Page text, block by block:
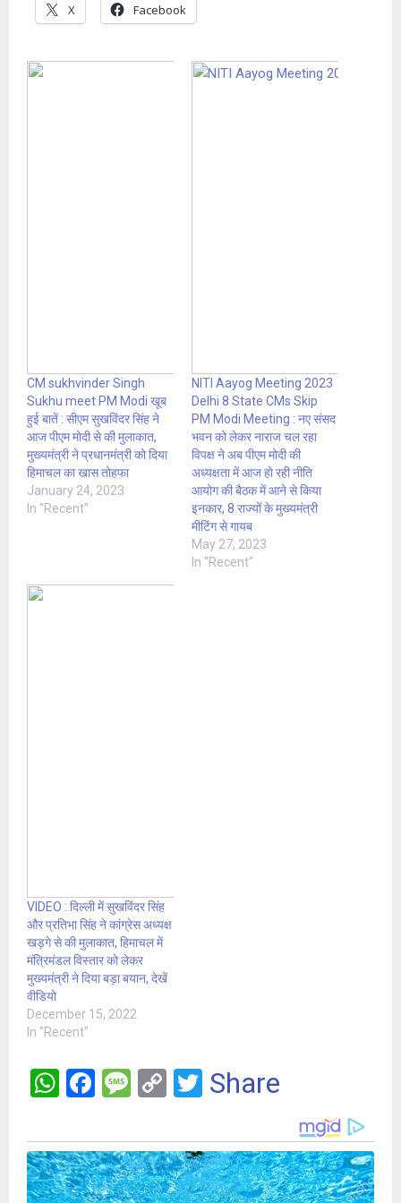
X Facebook
CM sukhvinder Singh
Sukhu meet PM Modi खूब
हुई बातें : सीएम सुखविंदर सिंह ने
आज पीएम मोदी से की मुलाकात,
मुख्यमंत्री ने प्रधानमंत्री को दिया
हिमाचल का खास तोहफा
January 24, 2023
In "Recent"
NITI Aayog Meeting 2023
Delhi 8 State CMs Skip
PM Modi Meeting : नए संसद
भवन को लेकर नाराज चल रहा
विपक्ष ने अब पीएम मोदी की
अध्यक्षता में आज हो रही नीति
आयोग की बैठक में आने से किया
इनकार, 8 राज्यों के मुख्यमंत्री
मीटिंग से गायब
May 27, 2023
In "Recent"
VIDEO : दिल्ली में सुखविंदर सिंह
और प्रतिभा सिंह ने कांग्रेस अध्यक्ष
खड़गे से की मुलाकात, हिमाचल में
मंत्रिमंडल विस्तार को लेकर
मुख्यमंत्री ने दिया बड़ा बयान, देखें
वीडियो
December 15, 2022
In "Recent"
W
at
s
F
ce
b
M
s
a
C
py
Li
T
tt
er
Share